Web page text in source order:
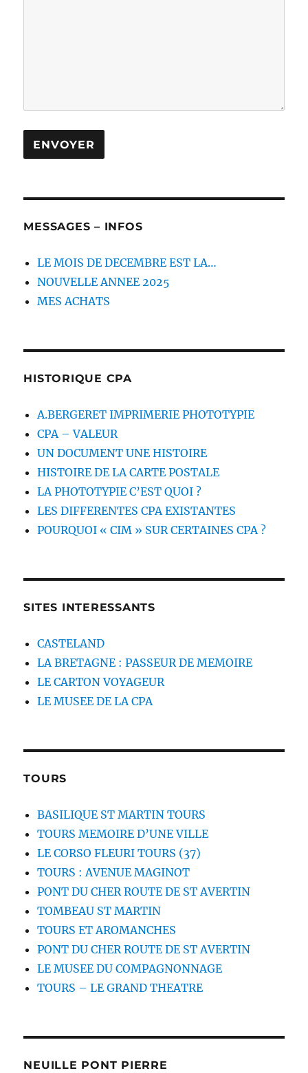
MESSAGES – INFOS
LE MOIS DE DECEMBRE EST LA…
NOUVELLE ANNEE 2025
MES ACHATS
HISTORIQUE CPA
A.BERGERET IMPRIMERIE PHOTOTYPIE
CPA – VALEUR
UN DOCUMENT UNE HISTOIRE
HISTOIRE DE LA CARTE POSTALE
LA PHOTOTYPIE C’EST QUOI ?
LES DIFFERENTES CPA EXISTANTES
POURQUOI « CIM » SUR CERTAINES CPA ?
SITES INTERESSANTS
CASTELAND
LA BRETAGNE : PASSEUR DE MEMOIRE
LE CARTON VOYAGEUR
LE MUSEE DE LA CPA
TOURS
BASILIQUE ST MARTIN TOURS
TOURS MEMOIRE D’UNE VILLE
LE CORSO FLEURI TOURS (37)
TOURS : AVENUE MAGINOT
PONT DU CHER ROUTE DE ST AVERTIN
TOMBEAU ST MARTIN
TOURS ET AROMANCHES
PONT DU CHER ROUTE DE ST AVERTIN
LE MUSEE DU COMPAGNONNAGE
TOURS – LE GRAND THEATRE
NEUILLE PONT PIERRE